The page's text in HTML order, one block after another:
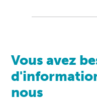
Vous avez
nous